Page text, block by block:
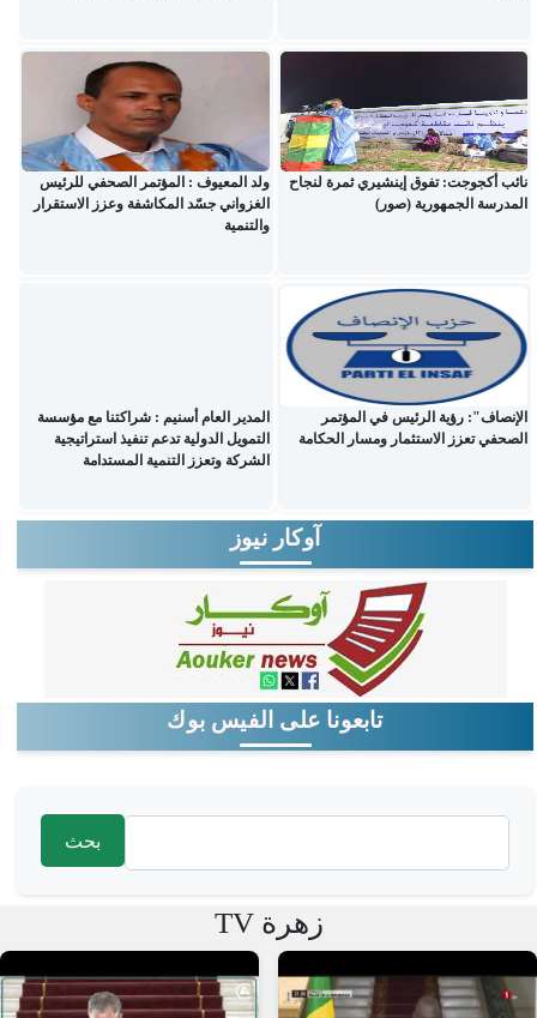
نائب أكجوجت: تفوق إينشيري ثمرة لنجاح
المدرسة الجمهورية (صور)
ولد المعيوف : المؤتمر الصحفي للرئيس
الغزواني جسّد المكاشفة وعزز الاستقرار
والتنمية
الإنصاف": رؤية الرئيس في المؤتمر
الصحفي تعزز الاستثمار ومسار الحكامة
المدير العام أسنيم : شراكتنا مع مؤسسة
التمويل الدولية تدعم تنفيذ استراتيجية
الشركة وتعزز التنمية المستدامة
آوكار نيوز
تابعونا على الفيس بوك
‏بحث ‏
زهرة TV